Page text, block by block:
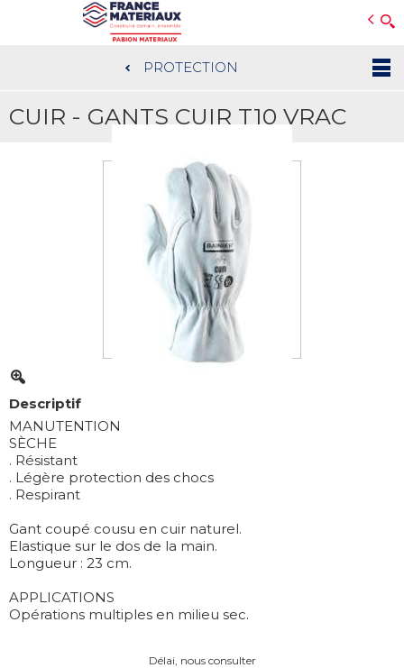
au
contenu
PROTECTION
CUIR - GANTS CUIR T10 VRAC
Descriptif
MANUTENTION
SÈCHE
. Résistant
. Légère protection des chocs
. Respirant
Gant coupé cousu en cuir naturel.
Elastique sur le dos de la main.
Longueur : 23 cm.
APPLICATIONS
Opérations multiples en milieu sec.
Délai, nous consulter